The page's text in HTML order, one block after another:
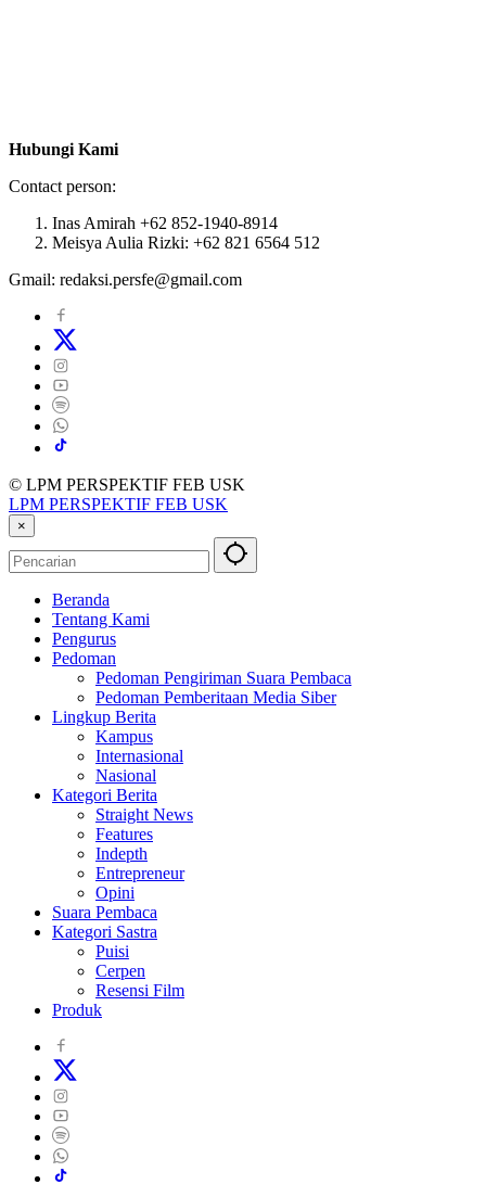
Hubungi Kami
Contact person:
Inas Amirah +62 852-1940-8914
Meisya Aulia Rizki: +62 821 6564 512
Gmail: redaksi.persfe@gmail.com
© LPM PERSPEKTIF FEB USK
LPM PERSPEKTIF FEB USK
×
Beranda
Tentang Kami
Pengurus
Pedoman
Pedoman Pengiriman Suara Pembaca
Pedoman Pemberitaan Media Siber
Lingkup Berita
Kampus
Internasional
Nasional
Kategori Berita
Straight News
Features
Indepth
Entrepreneur
Opini
Suara Pembaca
Kategori Sastra
Puisi
Cerpen
Resensi Film
Produk